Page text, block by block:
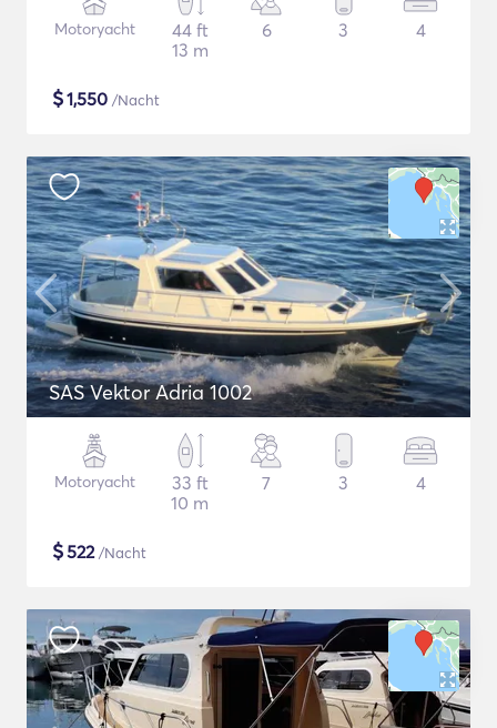
Motoryacht
44 ft
13 m
6 3 4
$1,550 /Nacht
SAS Vektor Adria 1002
Motoryacht
33 ft
10 m
7 3 4
$522/Nacht